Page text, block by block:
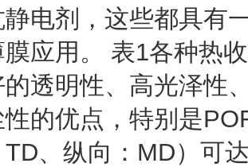
电剂，这些都具有
应用。 表1各种热
透明性、高光泽性
性的优点，特别是
TD、纵向：MD）可